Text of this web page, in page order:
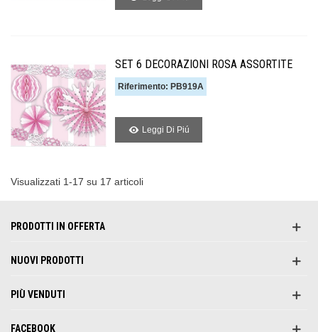
SET 6 DECORAZIONI ROSA ASSORTITE
Riferimento: PB919A
Leggi Di Piú
Visualizzati 1-17 su 17 articoli
PRODOTTI IN OFFERTA
NUOVI PRODOTTI
PIÙ VENDUTI
FACEBOOK